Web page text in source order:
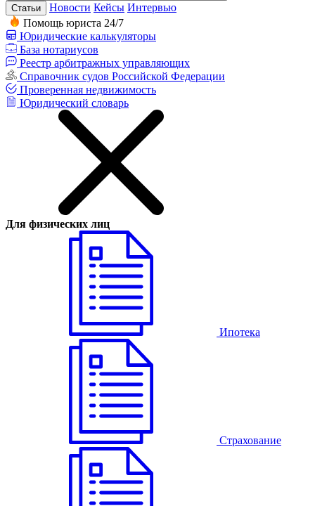
Статьи Новости Кейсы Интервью
Помощь юриста 24/7
Юридические калькуляторы
База нотариусов
Реестр арбитражных управляющих
Справочник судов Российской Федерации
Проверенная недвижимость
Юридический словарь
Для физических лиц
Ипотека
Страхование